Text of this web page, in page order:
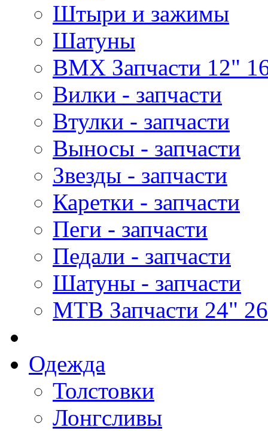
Штыри и зажимы
Шатуны
BMX Запчасти 12"
Вилки - запчасти
Втулки - запчасти
Выносы - запчасти
Звезды - запчасти
Каретки - запчасти
Пеги - запчасти
Педали - запчасти
Шатуны - запчасти
MTB Запчасти 24"
Одежда
Толстовки
Лонгсливы